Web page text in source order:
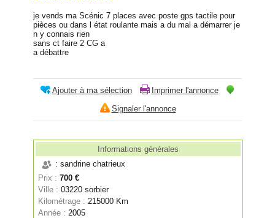
je vends ma Scénic 7 places avec poste gps tactile pour
pièces ou dans l état roulante mais a du mal a démarrer je
n y connais rien
sans ct faire 2 CG a
a débattre
Ajouter à ma sélection
Imprimer l'annonce
Signaler l'annonce
Informations générales
: sandrine chatrieux
Prix : 700 €
Ville :03220 sorbier
Kilométrage : 215000 Km
Année : 2005